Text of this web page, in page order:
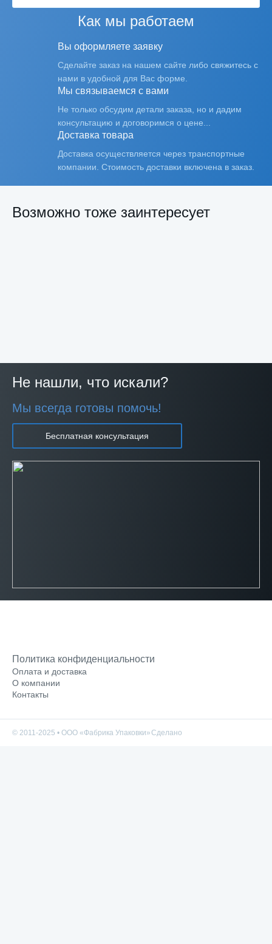
Как мы работаем
Вы оформляете заявку
Сделайте заказ на нашем сайте либо свяжитесь с
нами в удобной для Вас форме.
Мы связываемся с вами
Не только обсудим детали заказа, но и дадим
консультацию и договоримся о цене...
Доставка товара
Доставка осуществляется через транспортные
компании. Стоимость доставки включена в заказ.
Возможно тоже заинтересует
Не нашли, что искали?
Мы всегда готовы помочь!
Бесплатная консультация
Политика конфиденциальности
Оплата и доставка
О компании
Контакты
© 2011-2025 • ООО «Фабрика Упаковки»Сделано